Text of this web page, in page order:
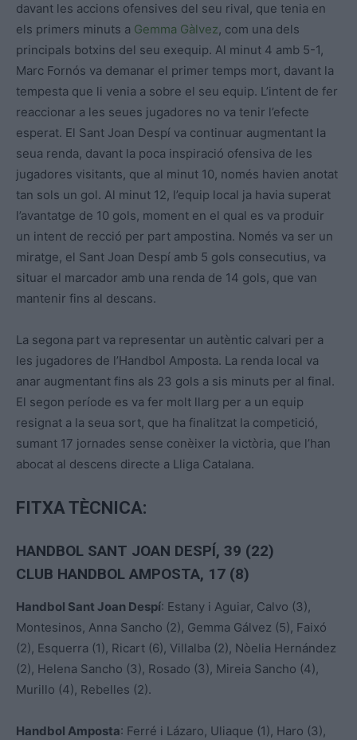
davant les accions ofensives del seu rival, que tenia en
els primers minuts a Gemma Gàlvez, com una dels
principals botxins del seu exequip. Al minut 4 amb 5-1,
Marc Fornós va demanar el primer temps mort, davant la
tempesta que li venia a sobre el seu equip. L’intent de fer
reaccionar a les seues jugadores no va tenir l’efecte
esperat. El Sant Joan Despí va continuar augmentant la
seua renda, davant la poca inspiració ofensiva de les
jugadores visitants, que al minut 10, només havien anotat
tan sols un gol. Al minut 12, l’equip local ja havia superat
l’avantatge de 10 gols, moment en el qual es va produir
un intent de recció per part ampostina. Només va ser un
miratge, el Sant Joan Despí amb 5 gols consecutius, va
situar el marcador amb una renda de 14 gols, que van
mantenir fins al descans.
La segona part va representar un autèntic calvari per a
les jugadores de l’Handbol Amposta. La renda local va
anar augmentant fins als 23 gols a sis minuts per al final.
El segon període es va fer molt llarg per a un equip
resignat a la seua sort, que ha finalitzat la competició,
sumant 17 jornades sense conèixer la victòria, que l’han
abocat al descens directe a Lliga Catalana.
FITXA TÈCNICA:
HANDBOL SANT JOAN DESPÍ, 39 (22)
CLUB HANDBOL AMPOSTA, 17 (8)
Handbol Sant Joan Despí: Estany i Aguiar, Calvo (3),
Montesinos, Anna Sancho (2), Gemma Gálvez (5), Faixó
(2), Esquerra (1), Ricart (6), Villalba (2), Nòelia Hernández
(2), Helena Sancho (3), Rosado (3), Mireia Sancho (4),
Murillo (4), Rebelles (2).
Handbol Amposta: Ferré i Lázaro, Uliaque (1), Haro (3),